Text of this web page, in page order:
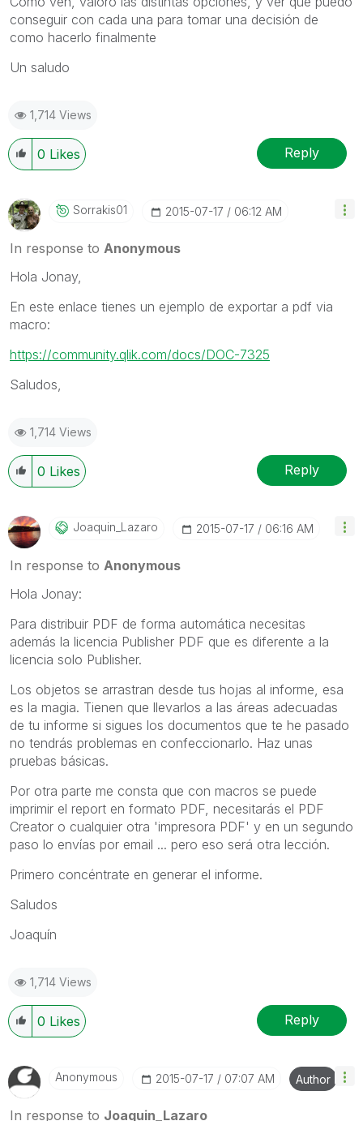
conseguir con cada una para tomar una decisión de
como hacerlo finalmente
Un saludo
1,714 Views
0 Likes Reply
Sorrakis01 ‎2015-07-17 06:12 AM
In response to Anonymous
Hola Jonay,
En este enlace tienes un ejemplo de exportar a pdf via
macro:
https://community.qlik.com/docs/DOC-7325
Saludos,
1,714 Views
0 Likes Reply
Joaquin_Lazaro ‎2015-07-17 06:16 AM
In response to Anonymous
Hola Jonay:
Para distribuir PDF de forma automática necesitas
además la licencia Publisher PDF que es diferente a la
licencia solo Publisher.
Los objetos se arrastran desde tus hojas al informe, esa
es la magia. Tienen que llevarlos a las áreas adecuadas
de tu informe si sigues los documentos que te he pasado
no tendrás problemas en confeccionarlo. Haz unas
pruebas básicas.
Por otra parte me consta que con macros se puede
imprimir el report en formato PDF, necesitarás el PDF
Creator o cualquier otra 'impresora PDF' y en un segundo
paso lo envías por email ... pero eso será otra lección.
Primero concéntrate en generar el informe.
Saludos
Joaquín
1,714 Views
0 Likes Reply
Anonymous ‎2015-07-17 07:07 AM Author
In response to Joaquin_Lazaro